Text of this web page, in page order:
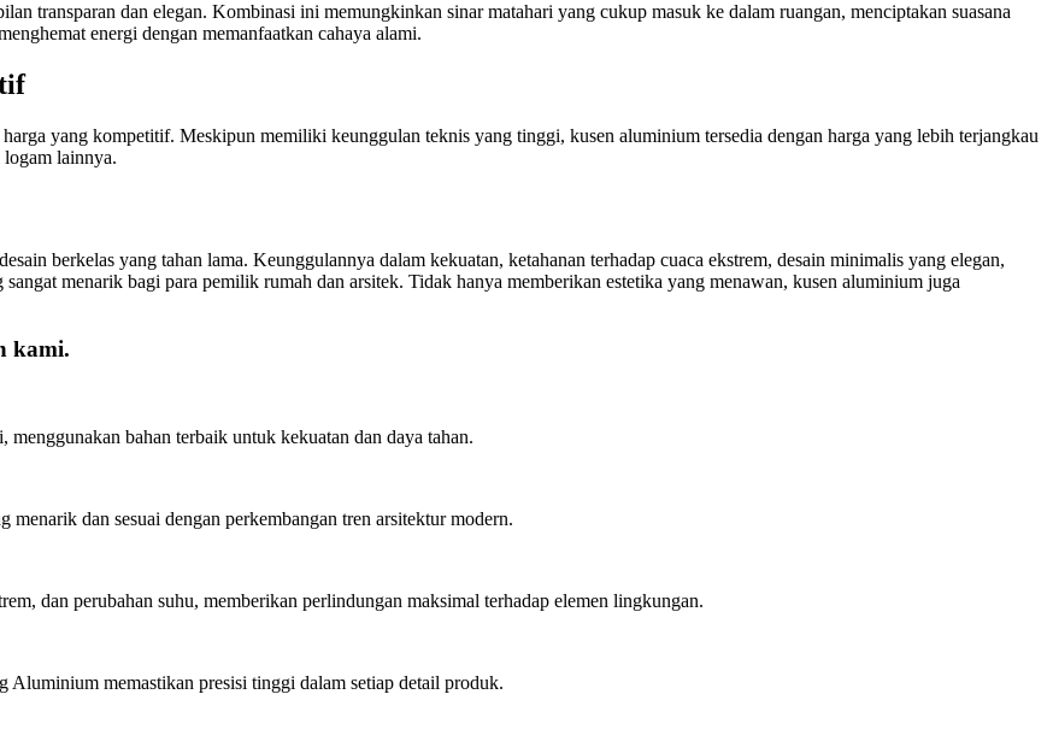
transparan dan elegan. Kombinasi ini memungkinkan sinar matahari yang cukup masuk ke dalam ruangan, menciptakan suasana
energi dengan memanfaatkan cahaya alami.
yang kompetitif. Meskipun memiliki keunggulan teknis yang tinggi, kusen aluminium tersedia dengan harga yang lebih terjangkau
logam lainnya.
berkelas yang tahan lama. Keunggulannya dalam kekuatan, ketahanan terhadap cuaca ekstrem, desain minimalis yang elegan,
menarik bagi para pemilik rumah dan arsitek. Tidak hanya memberikan estetika yang menawan, kusen aluminium juga
kami.
bahan terbaik untuk kekuatan dan daya tahan.
dan sesuai dengan perkembangan tren arsitektur modern.
dan perubahan suhu, memberikan perlindungan maksimal terhadap elemen lingkungan.
memastikan presisi tinggi dalam setiap detail produk.